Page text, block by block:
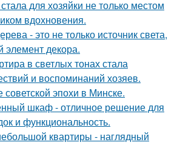
для хозяйки не только местом
вдохновения.
- это не только источник света,
элемент декора.
в светлых тонах стала
и воспоминаний хозяев.
эпохи в Минске.
шкаф - отличное решение для
и функциональность.
квартиры - наглядный